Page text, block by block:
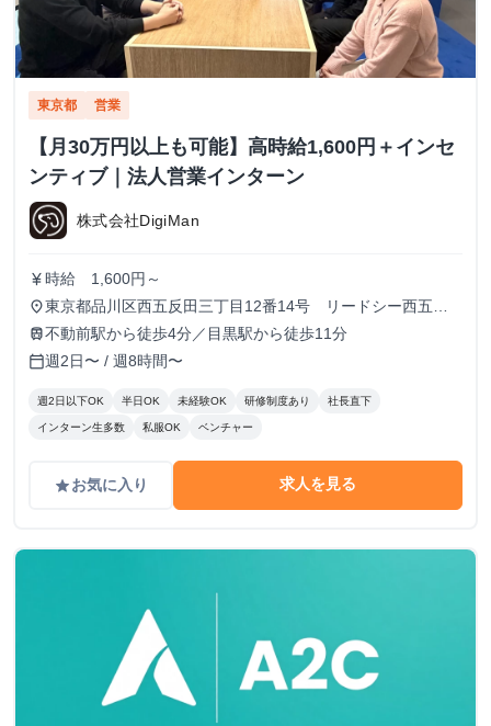
東京都 営業
【月30万円以上も可能】高時給1,600円＋インセ
ンティブ｜法人営業インターン
株式会社DigiMan
currency_yen 時給 1,600円～
place東京都品川区西五反田三丁目12番14号 リードシー西五反
田ビル7-8階（受付8階）
train不動前駅から徒歩4分／目黒駅から徒歩11分
calendar_today週2日〜 / 週8時間〜
週2日以下OK 半日OK 未経験OK 研修制度あり 社長直下
インターン生多数 私服OK ベンチャー
gradeお気に入り 求人を見る